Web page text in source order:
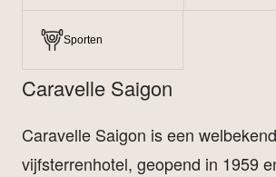
Caravelle Saigon
Caravelle Saigon is een welbekend
vijfsterrenhotel, geopend in 1959
Sporten